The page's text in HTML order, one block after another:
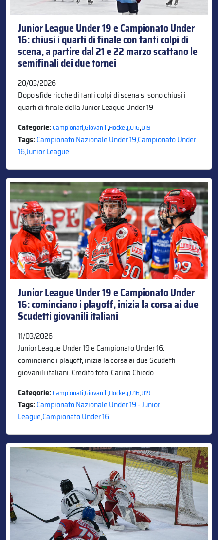
Junior League Under 19 e Campionato Under
16: chiusi i quarti di finale con tanti colpi di
scena, a partire dal 21 e 22 marzo scattano le
semifinali dei due tornei
20/03/2026
Dopo sfide ricche di tanti colpi di scena si sono chiusi i
quarti di finale della Junior League Under 19
Categorie:Campionati,Giovanili,Hockey,U16,U19
Tags:Campionato Nazionale Under 19,Campionato Under
16,Junior League
Junior League Under 19 e Campionato Under
16: cominciano i playoff, inizia la corsa ai due
Scudetti giovanili italiani
11/03/2026
Junior League Under 19 e Campionato Under 16:
cominciano i playoff, inizia la corsa ai due Scudetti
giovanili italiani. Credito foto: Carina Chiodo
Categorie:Campionati,Giovanili,Hockey,U16,U19
Tags:Campionato Nazionale Under 19 - Junior
League,Campionato Under 16